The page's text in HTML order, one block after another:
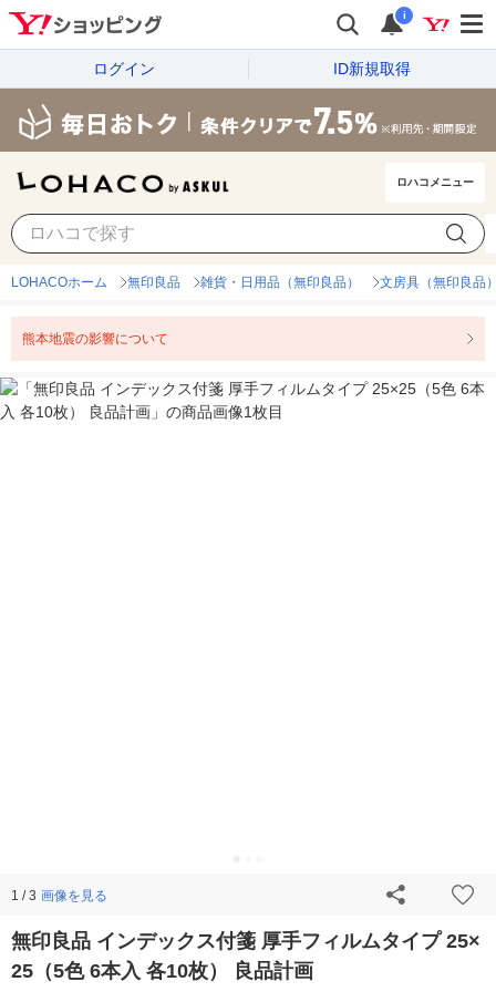
i
ログイン ID新規取得
ロハコメニュー
LOHACOホーム 無印良品 雑貨・日用品（無印良品） 文房具（無印良品
熊本地震の影響について
1 / 3 画像を見る
無印良品 インデックス付箋 厚手フィルムタイプ 25×
25（5色 6本入 各10枚） 良品計画